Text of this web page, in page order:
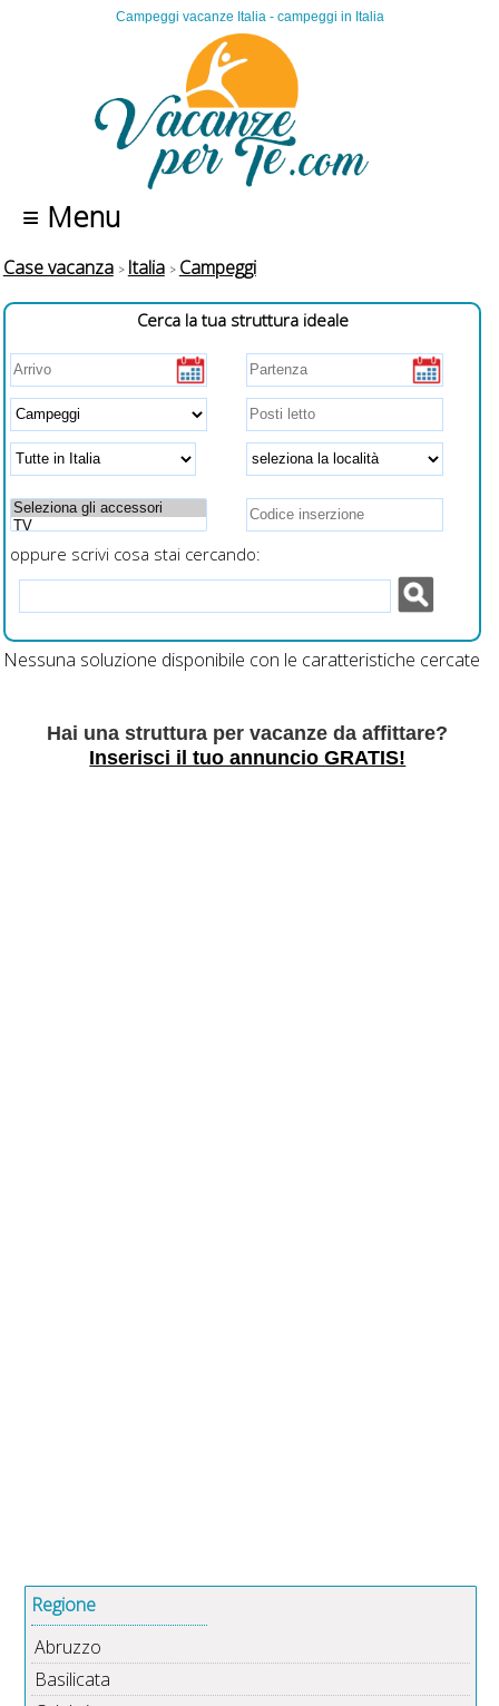
Campeggi vacanze Italia - campeggi in Italia
≡ Menu
Case vacanza Italia Campeggi
Cerca la tua struttura ideale
oppure scrivi cosa stai cercando:
Nessuna soluzione disponibile con le caratteristiche cercate
Hai una struttura per vacanze da affittare?
Inserisci il tuo annuncio GRATIS!
Regione
Abruzzo
Basilicata